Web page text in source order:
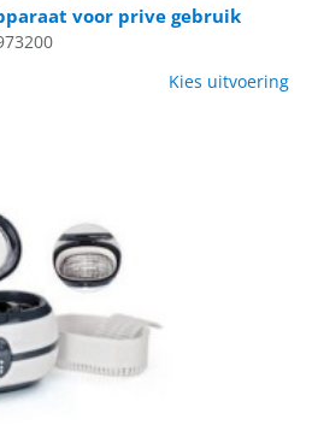
voor prive gebruik
Kies uitvoering